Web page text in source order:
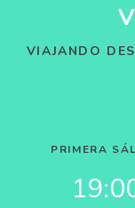
VIAJANDO
PRIMERA